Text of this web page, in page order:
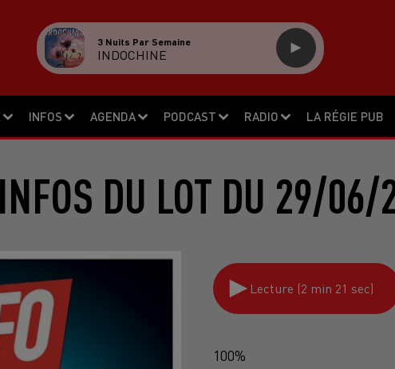
INFOS AGENDA PODCAST RADIO LA RÉGIE PUB
3 Nuits Par Semaine
INDOCHINE
DU LOT DU 29/
Lecture (2 min 21 sec)
100%